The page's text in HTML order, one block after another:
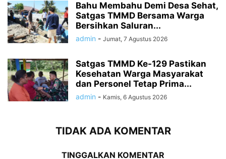
Bahu Membahu Demi Desa Sehat,
Satgas TMMD Bersama Warga
Bersihkan Saluran...
admin - Jumat, 7 Agustus 2026
Satgas TMMD Ke-129 Pastikan
Kesehatan Warga Masyarakat
dan Personel Tetap Prima...
admin - Kamis, 6 Agustus 2026
TIDAK ADA KOMENTAR
TINGGALKAN KOMENTAR